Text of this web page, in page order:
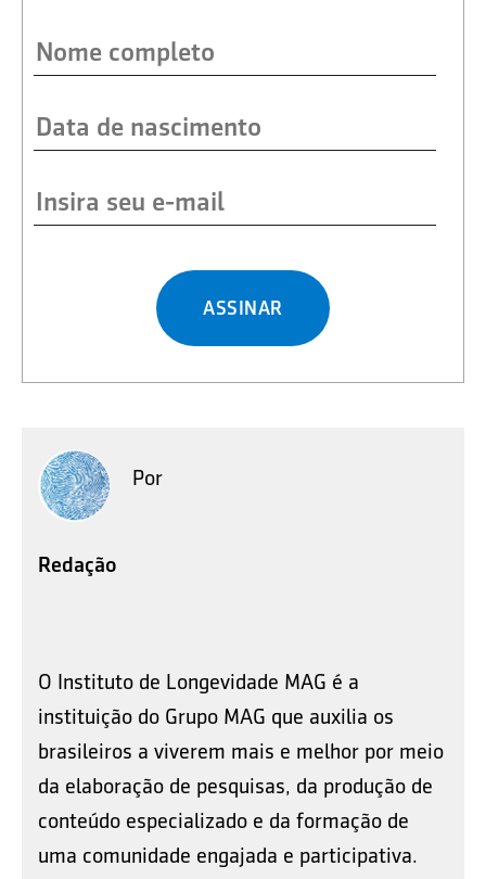
ASSINAR
Por
Redação
O Instituto de Longevidade MAG é a
instituição do Grupo MAG que auxilia os
brasileiros a viverem mais e melhor por meio
da elaboração de pesquisas, da produção de
conteúdo especializado e da formação de
uma comunidade engajada e participativa.